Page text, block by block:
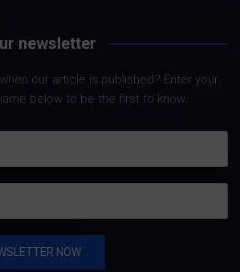
newsletter
our article is published? Enter your
below to be the first to know.